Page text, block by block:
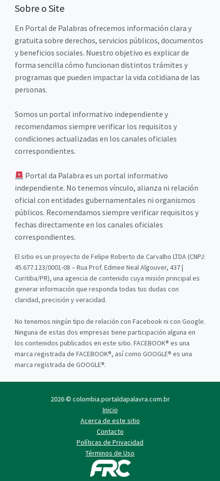
Sobre o Site
En Portal de Palabras ofrecemos información clara y
gratuita sobre derechos, servicios públicos, documentos
y beneficios sociales. Nuestro objetivo es explicar de
forma sencilla cómo funcionan distintos trámites y
programas que pueden impactar la vida cotidiana de las
personas.
Somos un portal informativo independiente y
recomendamos siempre verificar los requisitos y
condiciones actualizadas en los canales oficiales
correspondientes.
Portal da Palabra es un portal informativo
independiente. No tenemos vínculo, alianza ni relación
oficial con entidades gubernamentales ni organismos
públicos. Recomendamos siempre verificar requisitos y
fechas directamente en los canales oficiales
correspondientes.
El sitio es un proyecto de Felipe Roberto de Carvalho LTDA (CNPJ:
45.677.123/0001-08 – Rua Prof. Edmee Neal Algouver, 437 |
Curitiba/PR), una agencia de contenido cuya misión principal es
generar información que responda todas tus dudas con
claridad, precisión y veracidad.
No tenemos ningún tipo de relación con Facebook ni con Google.
Ninguna de estas dos empresas tiene participación alguna en
los contenidos publicados en este sitio. FACEBOOK® es una
marca registrada de FACEBOOK®, así como GOOGLE® es una
marca registrada de GOOGLE®.
2026 © colombia.portaldapalavra.com.br
Inicio
Acerca de este sitio
Contacto
Políticas de Privacidad
Términos de Uso